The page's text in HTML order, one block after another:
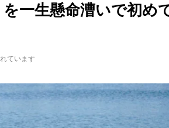
一生懸命漕いで初め
ています